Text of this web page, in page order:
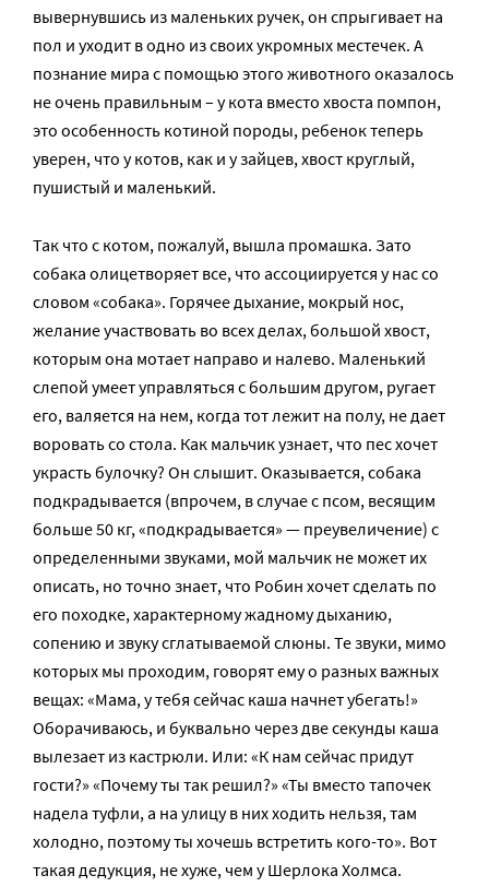
вывернувшись из маленьких ручек, он спрыгивает на
пол и уходит в одно из своих укромных местечек. А
познание мира с помощью этого животного оказалось
не очень правильным – у кота вместо хвоста помпон,
это особенность котиной породы, ребенок теперь
уверен, что у котов, как и у зайцев, хвост круглый,
пушистый и маленький.
Так что с котом, пожалуй, вышла промашка. Зато
собака олицетворяет все, что ассоциируется у нас со
словом «собака». Горячее дыхание, мокрый нос,
желание участвовать во всех делах, большой хвост,
которым она мотает направо и налево. Маленький
слепой умеет управляться с большим другом, ругает
его, валяется на нем, когда тот лежит на полу, не дает
воровать со стола. Как мальчик узнает, что пес хочет
украсть булочку? Он слышит. Оказывается, собака
подкрадывается (впрочем, в случае с псом, весящим
больше 50 кг, «подкрадывается» — преувеличение) с
определенными звуками, мой мальчик не может их
описать, но точно знает, что Робин хочет сделать по
его походке, характерному жадному дыханию,
сопению и звуку сглатываемой слюны. Те звуки, мимо
которых мы проходим, говорят ему о разных важных
вещах: «Мама, у тебя сейчас каша начнет убегать!»
Оборачиваюсь, и буквально через две секунды каша
вылезает из кастрюли. Или: «К нам сейчас придут
гости?» «Почему ты так решил?» «Ты вместо тапочек
надела туфли, а на улицу в них ходить нельзя, там
холодно, поэтому ты хочешь встретить кого-то». Вот
такая дедукция, не хуже, чем у Шерлока Холмса.